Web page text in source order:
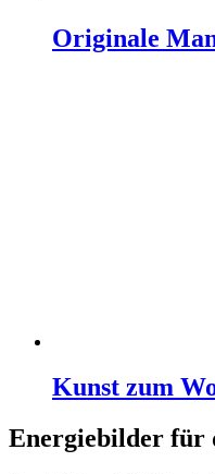
Originale
Kunst zum
Energiebilder für